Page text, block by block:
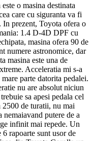
o masina destinata
care cu siguranta va fi
In prezent, Toyota ofera o
1.4 D-4D DPF cu
masina ofera 90 de
numere astronomice, dar
masina este una de
Acceleratia mi s-a
parte datorita pedalei.
nu are absolut niciun
sa apesi pedala cel
2500 de turatii, nu mai
nemaiavand putere de a
infinit mai repede. Un
rapoarte sunt usor de